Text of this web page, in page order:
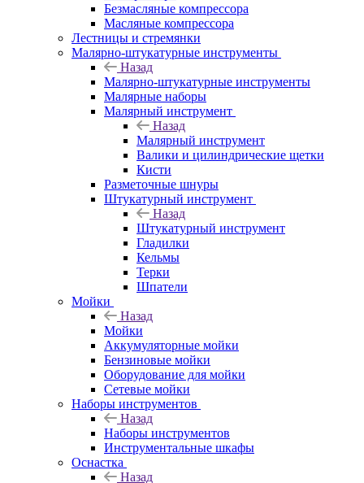
Безмасляные компрессора
Масляные компрессора
Лестницы и стремянки
Малярно-штукатурные инструменты
Назад
Малярно-штукатурные инструменты
Малярные наборы
Малярный инструмент
Назад
Малярный инструмент
Валики и цилиндрические щетки
Кисти
Разметочные шнуры
Штукатурный инструмент
Назад
Штукатурный инструмент
Гладилки
Кельмы
Терки
Шпатели
Мойки
Назад
Мойки
Аккумуляторные мойки
Бензиновые мойки
Оборудование для мойки
Сетевые мойки
Наборы инструментов
Назад
Наборы инструментов
Инструментальные шкафы
Оснастка
Назад